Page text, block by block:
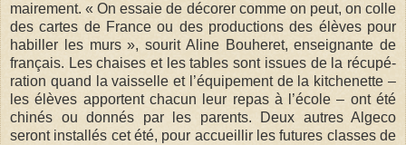
mai­re­ment. « On essaie de déco­rer comme on peut, on colle
des cartes de France ou des pro­duc­tions des élèves pour
habiller les murs », sou­rit Aline Bou­he­ret, ensei­gnante de
français. Les chaises et les tables sont issues de la récu­pé­
ra­tion quand la vais­selle et l’équi­pe­ment de la kit­che­nette –
les élèves apportent cha­cun leur repas à l’école – ont été
chi­nés ou don­nés par les parents. Deux autres Algeco
seront ins­tal­lés cet été, pour accueillir les futures classes de